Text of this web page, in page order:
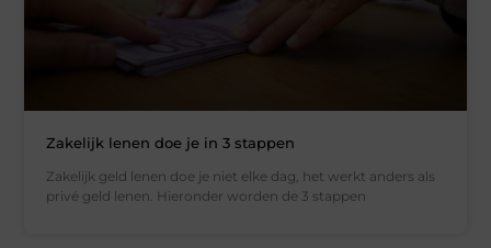
Zakelijk lenen doe je in 3 stappen
Zakelijk geld lenen doe je niet elke dag, het werkt anders als
privé geld lenen. Hieronder worden de 3 stappen